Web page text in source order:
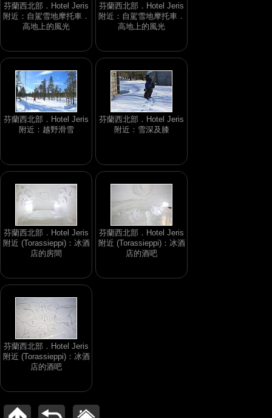
芬蘭西北部．Hotel Jeris
附近：自駕雪地摩托車．
高地上的風光
芬蘭西北部．Hotel Jeris
附近：自駕雪地摩托車．
高地上的風光
芬蘭西北部．Hotel Jeris
附近：越野滑雪
芬蘭西北部．Hotel Jeris
附近：雪深及膝
芬蘭西北部．Hotel Jeris
附近 (Torassieppi)：冰酒
店的房間
芬蘭西北部．Hotel Jeris
附近 (Torassieppi)：冰酒
店的酒吧
芬蘭西北部．Hotel Jeris
附近 (Torassieppi)：冰酒
店的酒吧